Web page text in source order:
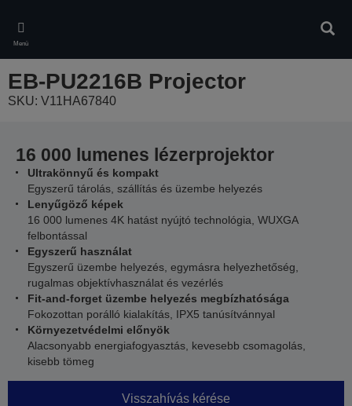
main
content
Menü
EB-PU2216B Projector
SKU: V11HA67840
16 000 lumenes lézerprojektor
Ultrakönnyű és kompakt
Egyszerű tárolás, szállítás és üzembe helyezés
Lenyűgöző képek
16 000 lumenes 4K hatást nyújtó technológia, WUXGA
felbontással
Egyszerű használat
Egyszerű üzembe helyezés, egymásra helyezhetőség,
rugalmas objektívhasználat és vezérlés
Fit-and-forget üzembe helyezés megbízhatósága
Fokozottan porálló kialakítás, IPX5 tanúsítvánnyal
Környezetvédelmi előnyök
Alacsonyabb energiafogyasztás, kevesebb csomagolás,
kisebb tömeg
Visszahívás kérése